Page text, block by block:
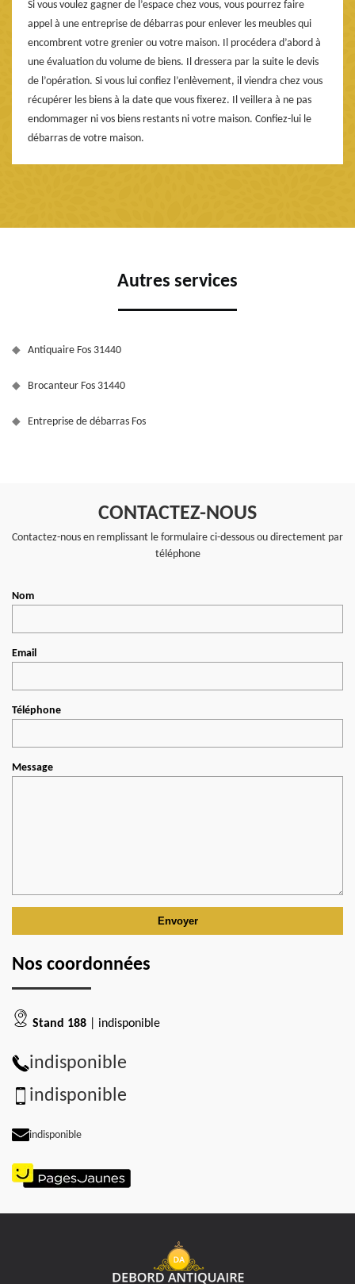
Si vous voulez gagner de l’espace chez vous, vous pourrez faire
appel à une entreprise de débarras pour enlever les meubles qui
encombrent votre grenier ou votre maison. Il procédera d’abord à
une évaluation du volume de biens. Il dressera par la suite le devis
de l’opération. Si vous lui confiez l’enlèvement, il viendra chez vous
récupérer les biens à la date que vous fixerez. Il veillera à ne pas
endommager ni vos biens restants ni votre maison. Confiez-lui le
débarras de votre maison.
Autres services
Antiquaire Fos 31440
Brocanteur Fos 31440
Entreprise de débarras Fos
CONTACTEZ-NOUS
Contactez-nous en remplissant le formulaire ci-dessous ou directement par
téléphone
Nom
Email
Téléphone
Message
Nos coordonnées
Stand 188 | indisponible
indisponible
indisponible
indisponible